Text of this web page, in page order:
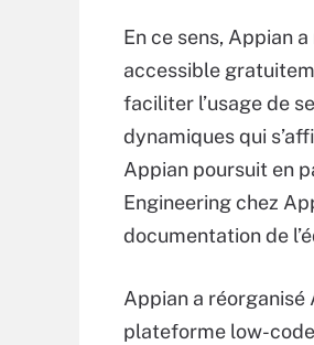
En ce sens, Appian
accessible
faciliter l’usage de
dynamiques qui
Appian poursuit en
Engineering chez
documentation de
Appian a réorganisé
plateforme low-